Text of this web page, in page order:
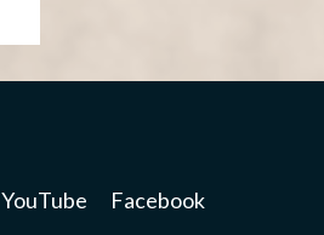
YouTube Facebook